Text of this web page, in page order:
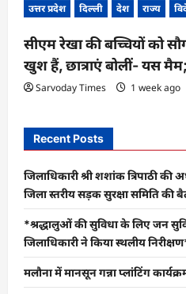
उत्तर प्रदेश दिल्ली देश राज्य
सीएम रेखा की बच्चियों को
खुश हैं, छात्राएं बोलीं- यस
Sarvoday Times 1 week ago
Recent Posts
जिलाधिकारी श्री शशांक त्रिपाठी की
जिला स्तरीय सड़क सुरक्षा समिति
*श्रद्धालुओं की सुविधा के लिए जन
जिलाधिकारी ने किया स्थलीय
मलौना में मानसून गन्ना प्लांटिंग